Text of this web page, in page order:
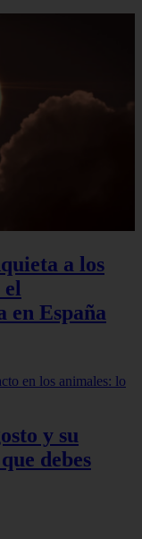
a los
el
en España
y su
debes